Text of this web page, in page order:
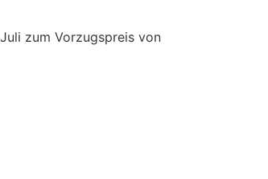
zum Vorzugspreis von